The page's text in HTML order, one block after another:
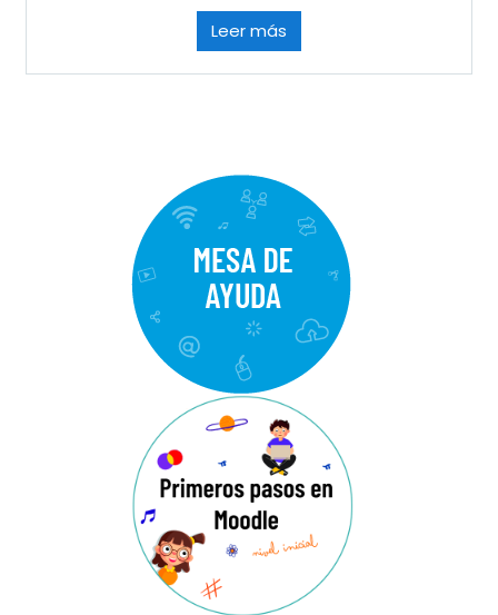
Leer más